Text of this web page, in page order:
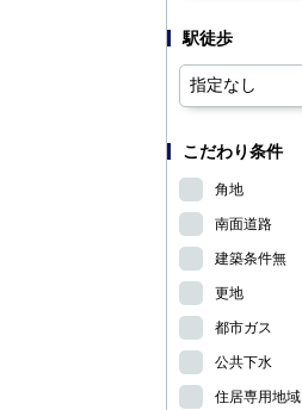
駅徒歩
こだわり条件
角地
南面道路
建築条件無
更地
都市ガス
公共下水
住居専用地域